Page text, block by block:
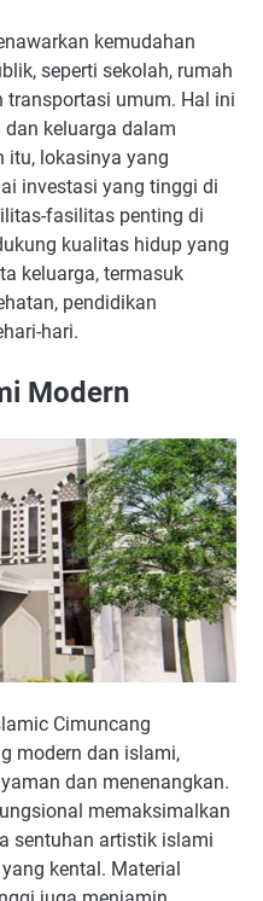
kemudahan
seperti sekolah, rumah
transportasi umum. Hal ini
keluarga dalam
itu, lokasinya yang
investasi yang tinggi di
fasilitas penting di
kualitas hidup yang
keluarga, termasuk
pendidikan
hari.
Modern
Cimuncang
modern dan islami,
dan menenangkan.
memaksimalkan
sentuhan artistik islami
kental. Material